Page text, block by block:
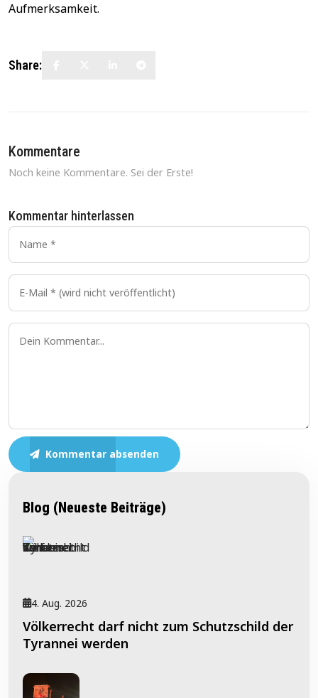
Aufmerksamkeit.
Share:
Kommentare
Noch keine Kommentare. Sei der Erste!
Kommentar hinterlassen
Kommentar absenden
Blog (Neueste Beiträge)
4. Aug. 2026
Völkerrecht darf nicht zum Schutzschild der
Tyrannei werden